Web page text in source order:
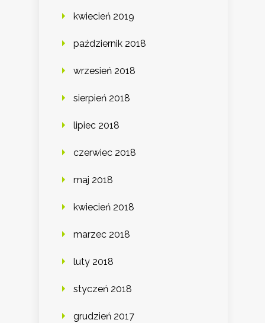
kwiecień 2019
październik 2018
wrzesień 2018
sierpień 2018
lipiec 2018
czerwiec 2018
maj 2018
kwiecień 2018
marzec 2018
luty 2018
styczeń 2018
grudzień 2017